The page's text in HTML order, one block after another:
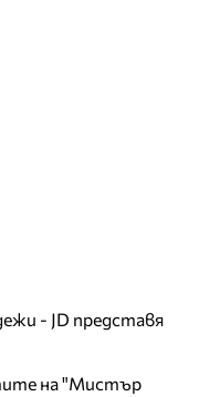
- JD представя
на "Мистър